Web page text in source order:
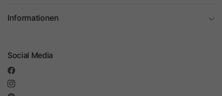
Informationen
Social Media